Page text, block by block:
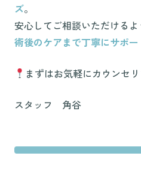
ズ。
安心してご相談いただけるよ
術後のケアまで丁寧にサポー
まずはお気軽にカウン
スタッフ 角谷